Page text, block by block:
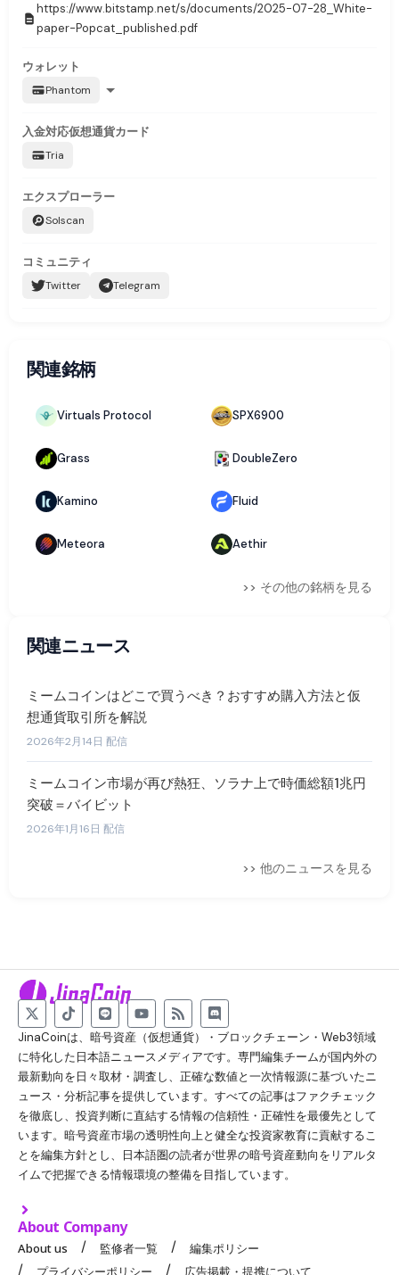
https://www.bitstamp.net/s/documents/2025-07-28_White-
paper-Popcat_published.pdf
ウォレット
Phantom
入金対応仮想通貨カード
Tria
エクスプローラー
Solscan
コミュニティ
Twitter Telegram
関連銘柄
Virtuals Protocol SPX6900
Grass DoubleZero
Kamino Fluid
Meteora Aethir
>> その他の銘柄を見る
関連ニュース
ミームコインはどこで買うべき？おすすめ購入方法と仮
想通貨取引所を解説
2026年2月14日 配信
ミームコイン市場が再び熱狂、ソラナ上で時価総額1兆円
突破＝バイビット
2026年1月16日 配信
>> 他のニュースを見る
JinaCoinは、暗号資産（仮想通貨）・ブロックチェーン・Web3領域
に特化した日本語ニュースメディアです。専門編集チームが国内外の
最新動向を日々取材・調査し、正確な数値と一次情報源に基づいたニ
ュース・分析記事を提供しています。すべての記事はファクチェック
を徹底し、投資判断に直結する情報の信頼性・正確性を最優先として
います。暗号資産市場の透明性向上と健全な投資家教育に貢献するこ
とを編集方針とし、日本語圏の読者が世界の暗号資産動向をリアルタ
イムで把握できる情報環境の整備を目指しています。
About Company
About us 監修者一覧
編集ポリシー
プライバシーポリシー
広告掲載・提携について